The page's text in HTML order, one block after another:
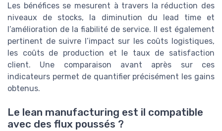
Les bénéfices se mesurent à travers la réduction des
niveaux de stocks, la diminution du lead time et
l’amélioration de la fiabilité de service. Il est également
pertinent de suivre l’impact sur les coûts logistiques,
les coûts de production et le taux de satisfaction
client. Une comparaison avant après sur ces
indicateurs permet de quantifier précisément les gains
obtenus.
Le lean manufacturing est il compatible
avec des flux poussés ?